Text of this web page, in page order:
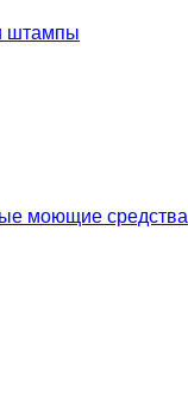
штампы
моющие средства